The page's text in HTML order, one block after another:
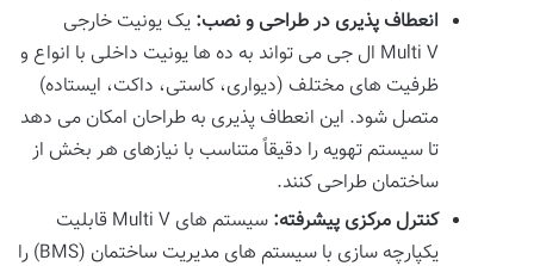
انعطاف پذیری در طراحی و نصب: یک یونیت خارجی
Multi V ال جی می تواند به ده ها یونیت داخلی با انواع و
ظرفیت های مختلف (دیواری، کاستی، داکت، ایستاده)
متصل شود. این انعطاف پذیری به طراحان امکان می دهد
تا سیستم تهویه را دقیقاً متناسب با نیازهای هر بخش از
ساختمان طراحی کنند.
کنترل مرکزی پیشرفته:
سیستم های Multi V قابلیت
یکپارچه سازی با سیستم های مدیریت ساختمان (BMS) را